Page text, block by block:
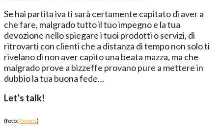
Se hai partita iva ti sarà certamente capitato di aver a
che fare, malgrado tutto il tuo impegno e la tua
devozione nello spiegare i tuoi prodotti o servizi, di
ritrovarti con clienti che a distanza di tempo non solo ti
rivelano di non aver capito una beata mazza, ma che
malgrado prove a bizzeffe provano pure a mettere in
dubbio la tua buona fede…
Let’s talk!
(foto:Pexels)